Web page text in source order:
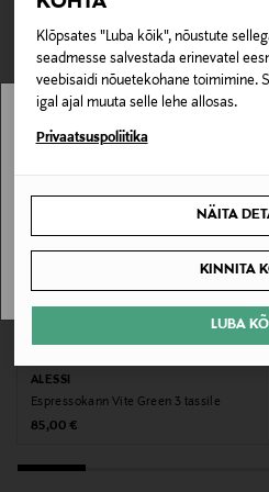
Klõpsates "Luba kõik", nõustute
seadmesse salvestada erinevatel
veebisaidi nõuetekohane toimimine.
igal ajal muuta selle lehe allosas.
Privaatsuspoliitika
NÄITA
KINNITA
LUBA
LOE LISAKS
Tootenumber
178049320
Valualumiinium,
Hooldusjuhendid
Käsipesu
Garantii
24 kuud
Värv
BR BROWN,CREAM
0,00 € – 4,90 €
TEISED
VAATASID KA
ALESSI
Espressokann Vite Green 3 tassile
Original Price
85,00 €
Stockmann pole Sinu riigis
SAAN